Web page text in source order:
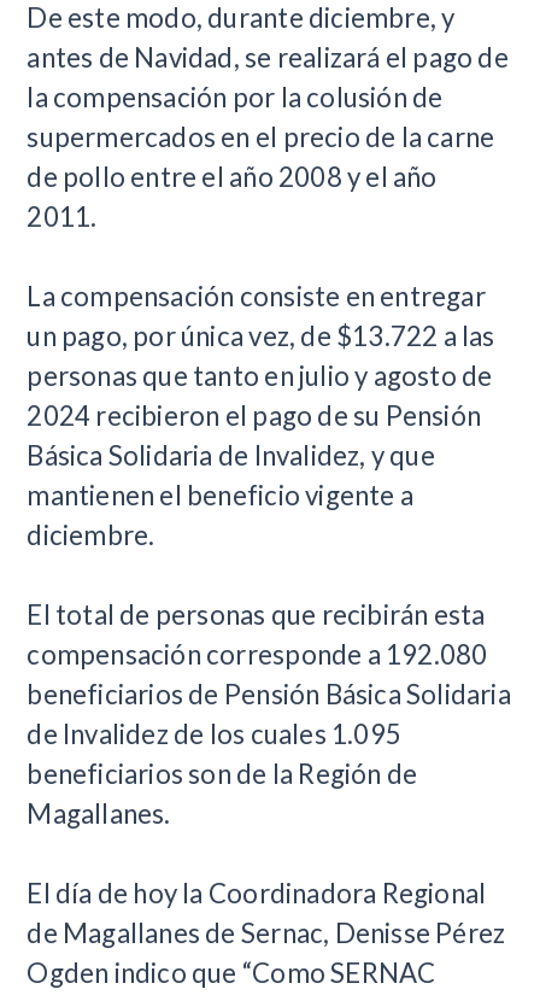
De este modo, durante diciembre, y
antes de Navidad, se realizará el pago de
la compensación por la colusión de
supermercados en el precio de la carne
de pollo entre el año 2008 y el año
2011.
La compensación consiste en entregar
un pago, por única vez, de $13.722 a las
personas que tanto en julio y agosto de
2024 recibieron el pago de su Pensión
Básica Solidaria de Invalidez, y que
mantienen el beneficio vigente a
diciembre.
El total de personas que recibirán esta
compensación corresponde a 192.080
beneficiarios de Pensión Básica Solidaria
de Invalidez de los cuales 1.095
beneficiarios son de la Región de
Magallanes.
El día de hoy la Coordinadora Regional
de Magallanes de Sernac, Denisse Pérez
Ogden indico que “Como SERNAC